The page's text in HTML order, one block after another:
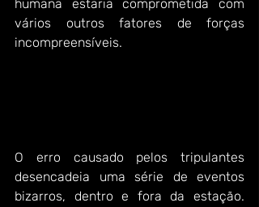
humana estaria comprometida com
vários outros fatores de forças
incompreensíveis.
O erro causado pelos tripulantes
desencadeia uma série de eventos
bizarros, dentro e fora da estação.